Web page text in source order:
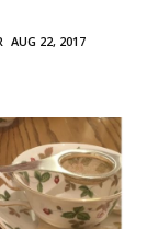
AUG 22, 2017